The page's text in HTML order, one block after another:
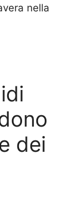
nella
dei